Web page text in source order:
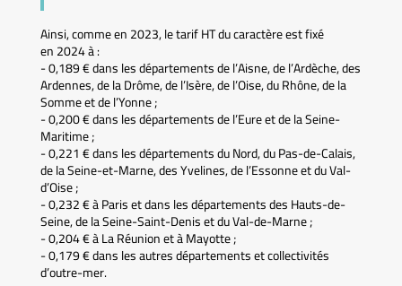
Ainsi, comme en 2023, le tarif HT du caractère est fixé
en 2024 à :
- 0,189 € dans les départements de l’Aisne, de l’Ardèche, des
Ardennes, de la Drôme, de l’Isère, de l’Oise, du Rhône, de la
Somme et de l’Yonne ;
- 0,200 € dans les départements de l’Eure et de la Seine-
Maritime ;
- 0,221 € dans les départements du Nord, du Pas-de-Calais,
de la Seine-et-Marne, des Yvelines, de l’Essonne et du Val-
d’Oise ;
- 0,232 € à Paris et dans les départements des Hauts-de-
Seine, de la Seine-Saint-Denis et du Val-de-Marne ;
- 0,204 € à La Réunion et à Mayotte ;
- 0,179 € dans les autres départements et collectivités
d’outre-mer.